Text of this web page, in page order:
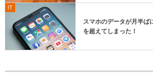
IT
スマホのデータが月半ば
を超えてしまった！